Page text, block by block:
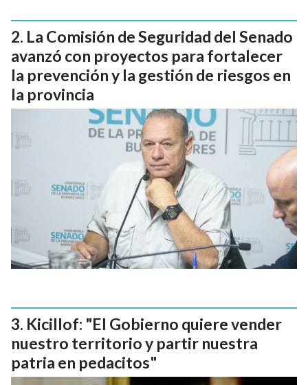
La Comisión de Seguridad del Senado
avanzó con proyectos para fortalecer
la prevención y la gestión de riesgos en
la provincia
Kicillof: "El Gobierno quiere vender
nuestro territorio y partir nuestra
patria en pedacitos"